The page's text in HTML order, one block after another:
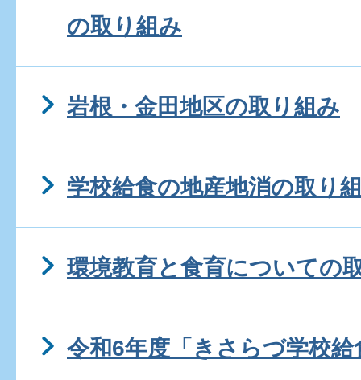
の取り組み
岩根・金田地区の取り組み
学校給食の地産地消の取り
環境教育と食育についての
令和6年度「きさらづ学校